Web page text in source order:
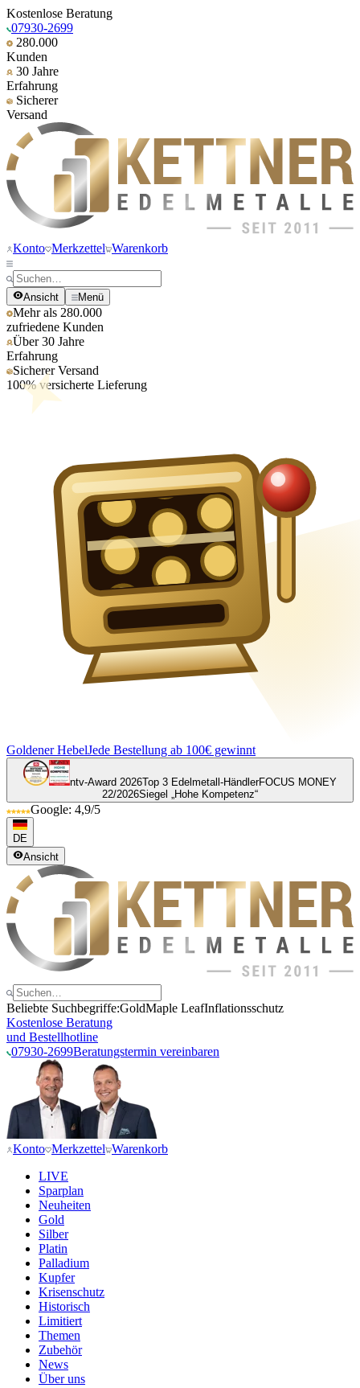
Kostenlose Beratung
07930-2699
280.000
Kunden
30 Jahre
Erfahrung
Sicherer
Versand
Konto Merkzettel Warenkorb
Ansicht Menü
Mehr als 280.000
zufriedene Kunden
Über 30 Jahre
Erfahrung
Sicherer Versand
100% versicherte Lieferung
Goldener HebelJede Bestellung ab 100€ gewinnt
ntv-Award 2026Top 3 Edelmetall-HändlerFOCUS MONEY
22/2026Siegel „Hohe Kompetenz“
Google: 4,9/5
DE
Ansicht
Beliebte Suchbegriffe:GoldMaple LeafInflationsschutz
Kostenlose Beratung
und Bestellhotline
07930-2699Beratungstermin vereinbaren
Konto Merkzettel Warenkorb
LIVE
Sparplan
Neuheiten
Gold
Silber
Platin
Palladium
Kupfer
Krisenschutz
Historisch
Limitiert
Themen
Zubehör
News
Über uns